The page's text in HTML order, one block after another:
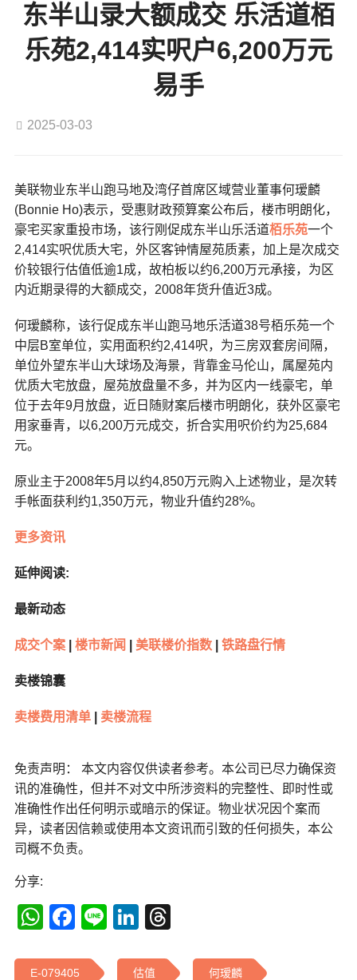
东半山录大额成交 乐活道栢
乐苑2,414实呎户6,200万元
易手
2025-03-03
美联物业东半山跑马地及湾仔首席区域营业董事何瑷麟
(Bonnie Ho)表示，受惠财政预算案公布后，楼市明朗化，
豪宅买家重投市场，该行刚促成东半山乐活道栢乐苑一个
2,414实呎优质大宅，外区客钟情屋苑质素，加上是次成交
价较银行估值低逾1成，故柏板以约6,200万元承接，为区
内近期录得的大额成交，2008年货升值近3成。
何瑷麟称，该行促成东半山跑马地乐活道38号栢乐苑一个
中层B室单位，实用面积约2,414呎，为三房双套房间隔，
单位外望东半山大球场及海景，背靠金马伦山，属屋苑内
优质大宅放盘，屋苑放盘量不多，并为区内一线豪宅，单
位于去年9月放盘，近日随财案后楼市明朗化，获外区豪宅
用家垂青，以6,200万元成交，折合实用呎价约为25,684
元。
原业主于2008年5月以约4,850万元购入上述物业，是次转
手帐面获利约1,350万元，物业升值约28%。
更多资讯
延伸阅读:
最新动态
成交个案| 楼市新闻 美联楼价指数| 铁路盘行情
卖楼锦囊
卖楼费用清单| 卖楼流程
免责声明： 本文内容仅供读者参考。本公司已尽力确保资
讯的准确性，但并不对文中所涉资料的完整性、即时性或
准确性作出任何明示或暗示的保证。物业状况因个案而
异，读者因信赖或使用本文资讯而引致的任何损失，本公
司概不负责。
分享:
WhatsApp
Facebook
LineLinkedIn
E-079405 估值 何瑷麟